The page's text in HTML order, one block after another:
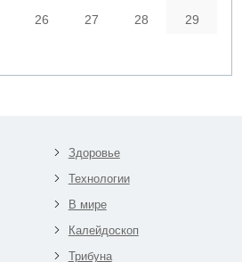
26 27 28
29
Здоровье
Технологии
В мире
Калейдоскоп
Трибуна